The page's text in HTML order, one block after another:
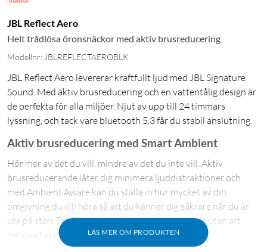
JBL Reflect Aero
Helt trådlösa öronsnäckor med aktiv brusreducering
Modellnr: JBLREFLECTAEROBLK
JBL Reflect Aero levererar kraftfullt ljud med JBL Signature
Sound. Med aktiv brusreducering och en vattentålig design är
de perfekta för alla miljöer. Njut av upp till 24 timmars
lyssning, och tack vare bluetooth 5.3 får du stabil anslutning.
LÄS MER OM PRODUKTEN
Aktiv brusreducering med Smart Ambient
Hör mer av det du vill, mindre av det du inte vill. Aktiv
brusreducerande låter dig minimera ljuddistraktioner och
med Ambient Aware kan du ställa in hur mycket av din
omgivning du vill höra så att du känner dig säkrare när du är
ute på stan. TalkThru låter dig samtala med andra utan att
behöva ta ur hörlurarna.